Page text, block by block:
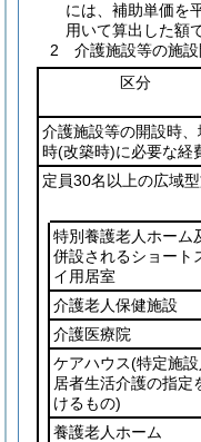
には、補助単価を
用いて算出した額
2 介護施設等の施設
区分
介護施設等の開設時
時(改築時)に必要な経
定員30名以上の広域
特別養護老人ホーム
併設されるショート
イ用居室
介護老人保健施設
介護医療院
ケアハウス(特定施設
居者生活介護の指定
けるもの)
養護老人ホーム